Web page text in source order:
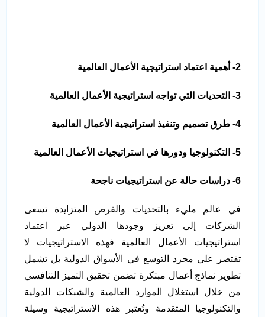
2- أهمية اعتماد استراتيجية الأعمال العالمية
3- التحديات التي تواجه استراتيجية الأعمال العالمية
4- طرق تصميم وتنفيذ استراتيجية الأعمال العالمية
5- التكنولوجيا ودورها في استراتيجيات الأعمال العالمية
6- دراسات حالة عن استراتيجيات ناجحة
في عالم مليء بالتحديات والفرص المتزايدة تسعى
الشركات إلى تعزيز وجودها الدولي عبر اعتماد
استراتيجيات الأعمال العالمية فهذه الاستراتيجيات لا
تقتصر على مجرد التوسع في الأسواق الدولية بل تشمل
تطوير نماذج أعمال مبتكرة تضمن تحقيق التميز التنافسي
من خلال استغلال الموارد العالمية والشبكات الدولية
والتكنولوجيا المتقدمة وتُعتبر هذه الاستراتيجية وسيلة